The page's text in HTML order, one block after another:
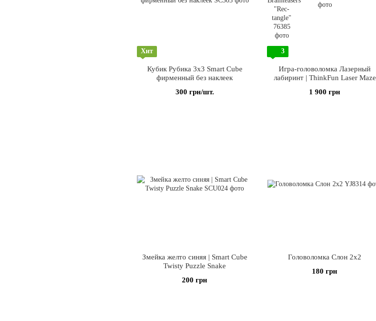
Хит
Кубик Рубика 3х3 Smart Cube
фирменный без наклеек
300 грн/шт.
3
Игра-головоломка Лазерный
лабиринт | ThinkFun Laser Maze
1 900 грн
Змейка желто синяя | Smart Cube
Twisty Puzzle Snake
200 грн
Головоломка Слон 2х2
180 грн